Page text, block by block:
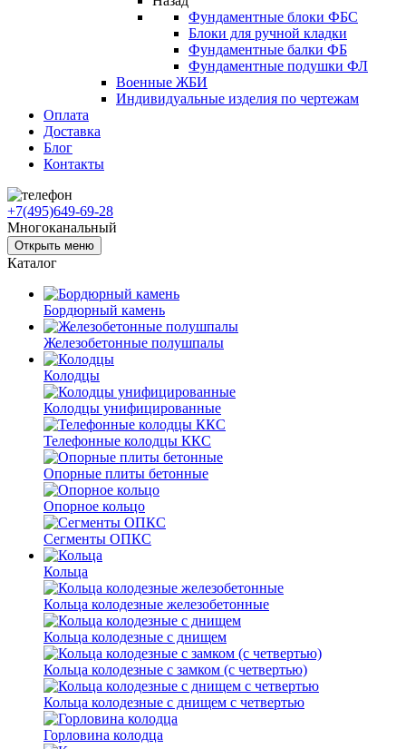
Фундаментные блоки ФБС
Блоки для ручной кладки
Фундаментные балки ФБ
Фундаментные подушки ФЛ
Военные ЖБИ
Индивидуальные изделия по чертежам
Оплата
Доставка
Блог
Контакты
+7(495)649-69-28
Многоканальный
Открыть меню
Каталог
Бордюрный камень
Железобетонные полушпалы
Колодцы
Колодцы унифицированные
Телефонные колодцы ККС
Опорные плиты бетонные
Опорное кольцо
Сегменты ОПКС
Кольца
Кольца колодезные железобетонные
Кольца колодезные с днищем
Кольца колодезные с замком (с четвертью)
Кольца колодезные с днищем с четвертью
Горловина колодца